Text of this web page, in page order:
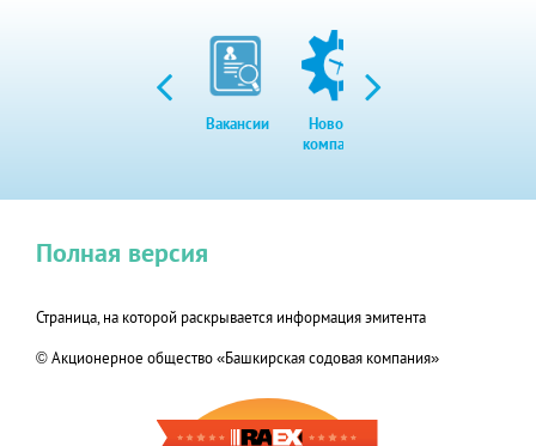
Вакансии
Новости
компании
Страница, на которой раскрывается информация эмитента
© Акционерное общество «Башкирская содовая компания»
Полная версия